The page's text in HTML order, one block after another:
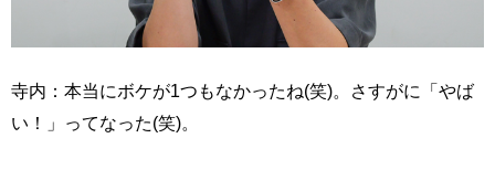
寺内：本当にボケが1つもなかったね(笑)。さすがに「やば
い！」ってなった(笑)。